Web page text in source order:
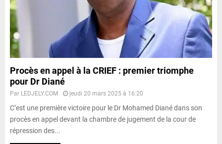
Procès en appel à la CRIEF : premier triomphe
pour Dr Diané
Par LEDJELY.COM jeudi 20 mars 2025 à 16:20
C’est une première victoire pour le Dr Mohamed Diané dans son
procès en appel devant la chambre de jugement de la cour de
répression des...